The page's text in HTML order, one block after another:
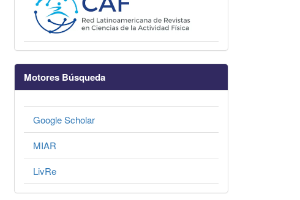
Motores Búsqueda
Google Scholar
MIAR
LivRe